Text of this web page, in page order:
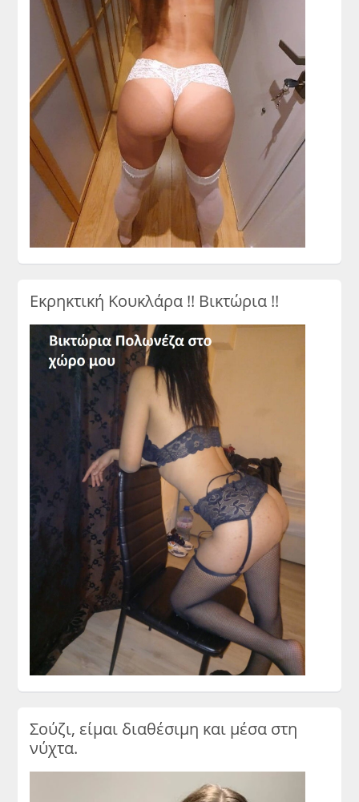
Εκρηκτική Κουκλάρα !! Βικτώρια !!
Σούζι, είμαι διαθέσιμη και μέσα στη
νύχτα.